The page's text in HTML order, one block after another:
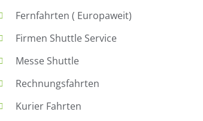
Fernfahrten ( Europaweit)
Firmen Shuttle Service
Messe Shuttle
Rechnungsfahrten
Kurier Fahrten